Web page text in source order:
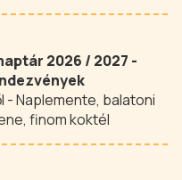
2026 / 2027 -
- Naplemente, balatoni
finom koktél